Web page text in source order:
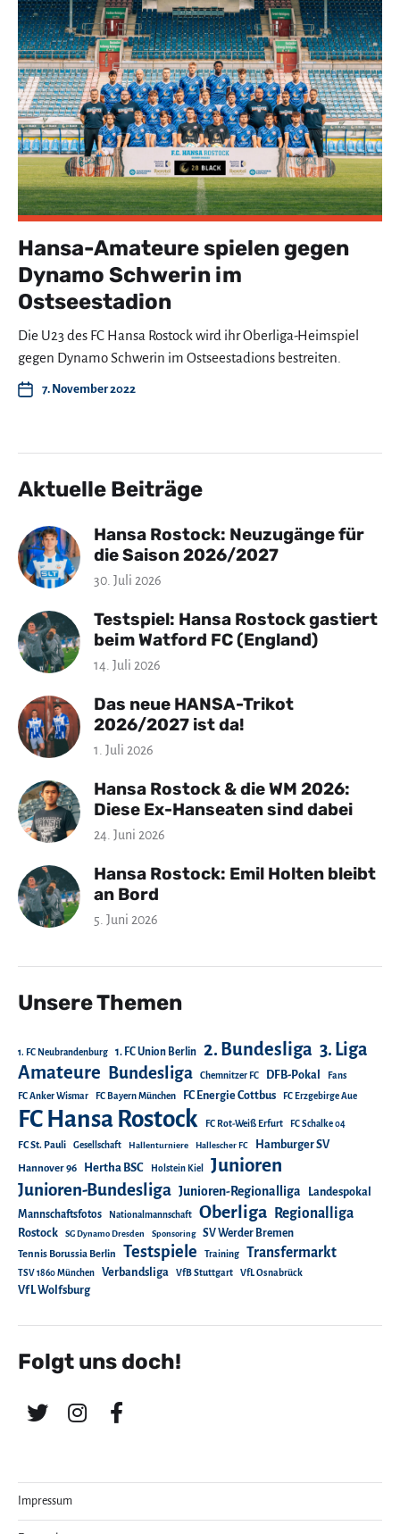
Hansa-Amateure spielen gegen
Dynamo Schwerin im
Ostseestadion
Die U23 des FC Hansa Rostock wird ihr Oberliga-Heimspiel
gegen Dynamo Schwerin im Ostseestadions bestreiten.
7. November 2022
Aktuelle Beiträge
Hansa Rostock: Neuzugänge für
die Saison 2026/2027
30. Juli 2026
Testspiel: Hansa Rostock gastiert
beim Watford FC (England)
14. Juli 2026
Das neue HANSA-Trikot
2026/2027 ist da!
1. Juli 2026
Hansa Rostock & die WM 2026:
Diese Ex-Hanseaten sind dabei
24. Juni 2026
Hansa Rostock: Emil Holten bleibt
an Bord
5. Juni 2026
Unsere Themen
1. FC Neubrandenburg 1. FC Union Berlin 2. Bundesliga 3. Liga
Amateure Bundesliga Chemnitzer FC DFB-Pokal Fans
FC Anker Wismar FC Bayern München FC Energie Cottbus FC Erzgebirge Aue
FC Hansa Rostock FC Rot-Weiß Erfurt FC Schalke 04
FC St. Pauli Gesellschaft Hallenturniere Hallescher FC Hamburger SV
Hannover 96 Hertha BSC Holstein Kiel Junioren
Junioren-Bundesliga Junioren-Regionalliga
Landespokal
Mannschaftsfotos
Nationalmannschaft Oberliga Regionalliga
Rostock SG Dynamo Dresden Sponsoring SV Werder Bremen
Tennis Borussia Berlin Testspiele Training Transfermarkt
TSV 1860 München Verbandsliga VfB Stuttgart VfL Osnabrück
VfL Wolfsburg
Folgt uns doch!
Impressum